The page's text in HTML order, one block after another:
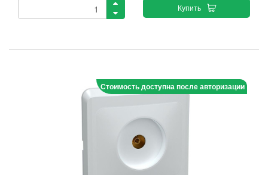
Купить
Стоимость доступна после авторизации